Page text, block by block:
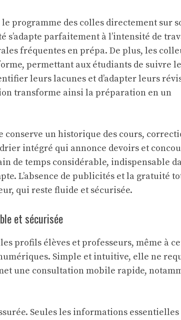
programme des colles directement sur
s’adapte parfaitement à l’intensité de
fréquentes en prépa. De plus, les
permettant aux étudiants de suivre
leurs lacunes et d’adapter leurs
transforme ainsi la préparation en un
conserve un historique des cours,
intégré qui annonce devoirs et
de temps considérable, indispensable
L’absence de publicités et la gratuité
qui reste fluide et sécurisée.
et sécurisée
les profils élèves et professeurs, même à
Simple et intuitive, elle ne
une consultation mobile rapide,
Seules les informations essentielles